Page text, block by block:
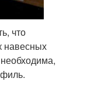
что
навесных